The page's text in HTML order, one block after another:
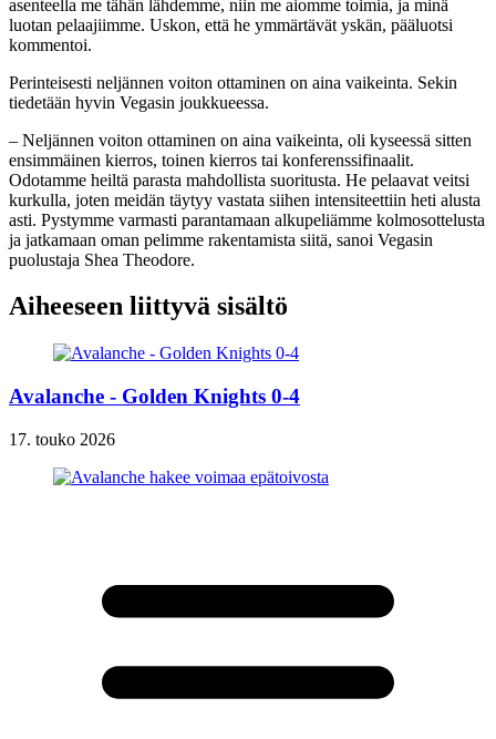
asenteella me tähän lähdemme, niin me aiomme toimia, ja minä
luotan pelaajiimme. Uskon, että he ymmärtävät yskän, pääluotsi
kommentoi.
Perinteisesti neljännen voiton ottaminen on aina vaikeinta. Sekin
tiedetään hyvin Vegasin joukkueessa.
– Neljännen voiton ottaminen on aina vaikeinta, oli kyseessä sitten
ensimmäinen kierros, toinen kierros tai konferenssifinaalit.
Odotamme heiltä parasta mahdollista suoritusta. He pelaavat veitsi
kurkulla, joten meidän täytyy vastata siihen intensiteettiin heti alusta
asti. Pystymme varmasti parantamaan alkupeliämme kolmosottelusta
ja jatkamaan oman pelimme rakentamista siitä, sanoi Vegasin
puolustaja Shea Theodore.
Aiheeseen liittyvä sisältö
Avalanche - Golden Knights 0-4
17. touko 2026